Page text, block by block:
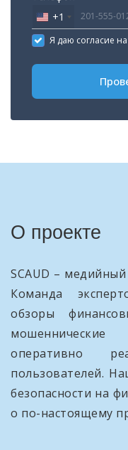
United
States
+1
+1
Я даю согласие
О проекте
SCAUD –
Команда
обзоры
оперативно
пользователей.
безопасности на
о по-настоящему